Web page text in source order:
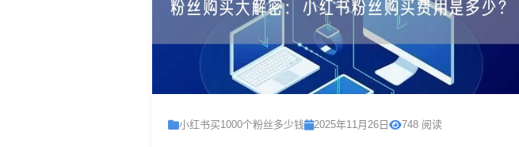
小红书买1000个粉丝多少钱 2025年11月26日 748 阅读